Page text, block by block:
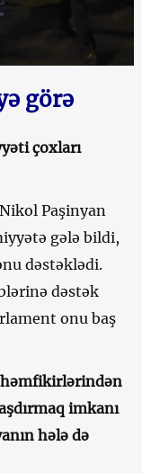
görə
çoxları
Paşinyan
gələ bildi,
dəstəklədi.
dəstək
onu baş
həmfikirlərindən
imkanı
hələ də